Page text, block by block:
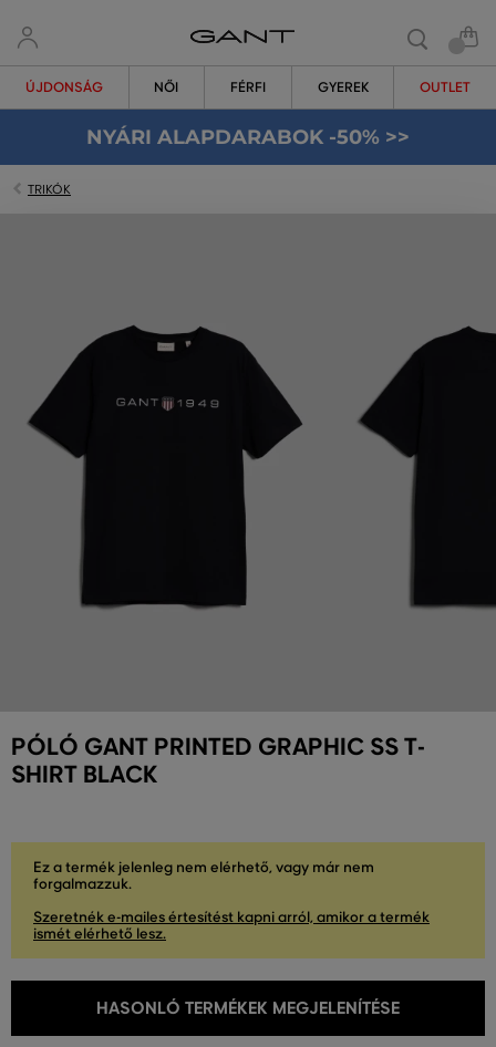
ÚJDONSÁG NŐI FÉRFI GYEREK OUTLET
NYÁRI ALAPDARABOK -50% >>
TRIKÓK
PÓLÓ GANT PRINTED GRAPHIC SS T-
SHIRT BLACK
Ez a termék jelenleg nem elérhető, vagy már nem
forgalmazzuk.
Szeretnék e-mailes értesítést kapni arról, amikor a termék
ismét elérhető lesz.
HASONLÓ TERMÉKEK MEGJELENÍTÉSE